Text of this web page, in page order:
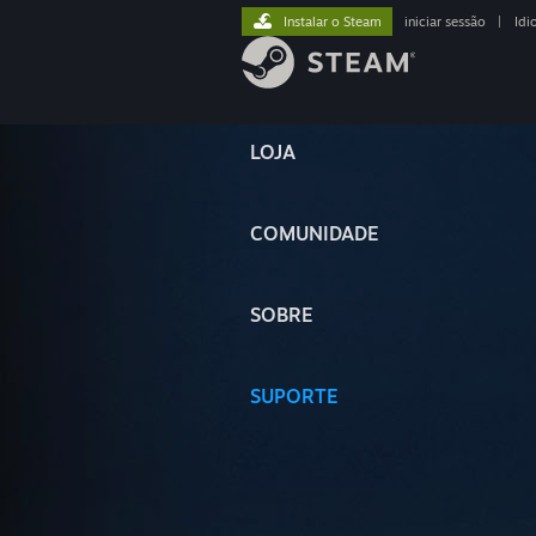
LOJA
COMUNIDADE
SOBRE
SUPORTE
Instalar o Steam iniciar sessão